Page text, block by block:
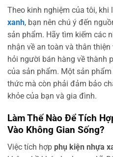
Theo kinh nghiệm của tôi, khi
xanh, bạn nên chú ý đến
sản phẩm. Hãy tìm kiếm các
nhận về an toàn và thân
hỏi người bán hàng về thành
của sản phẩm. Một sản
thức mà còn phải đảm bảo
khỏe của bạn và gia đình.
Làm Thế Nào Để Tích
Vào Không Gian Sống?
Việc tích hợp phụ kiện nhựa